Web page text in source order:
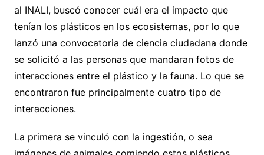
al INALI, buscó conocer cuál era el impacto que
tenían los plásticos en los ecosistemas, por lo que
lanzó una convocatoria de ciencia ciudadana donde
se solicitó a las personas que mandaran fotos de
interacciones entre el plástico y la fauna. Lo que se
encontraron fue principalmente cuatro tipo de
interacciones.
La primera se vinculó con la ingestión, o sea